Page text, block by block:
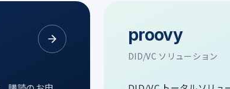
proovy
DID/VC ソリューション